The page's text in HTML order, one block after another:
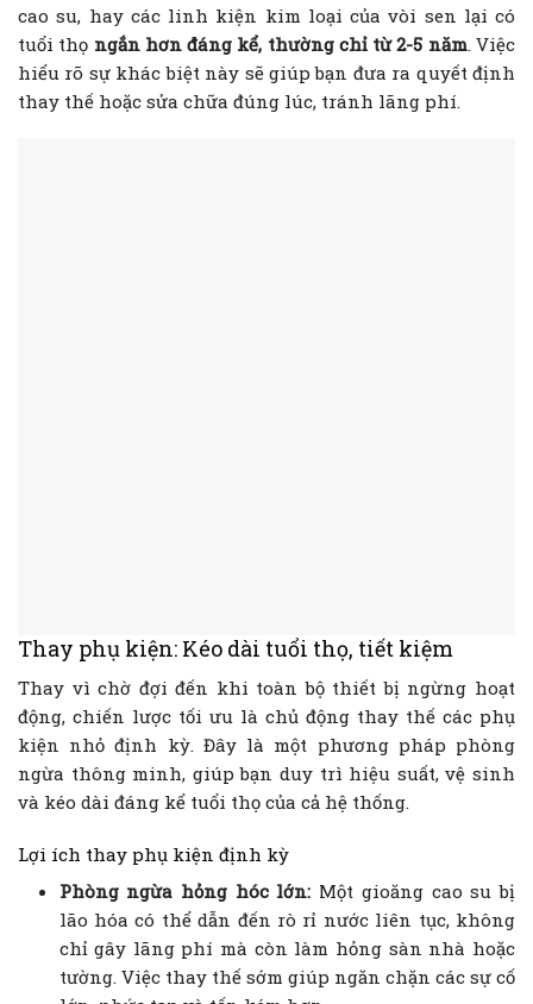
cao su, hay các linh kiện kim loại của vòi sen lại có
tuổi thọ ngắn hơn đáng kể, thường chỉ từ 2-5 năm. Việc
hiểu rõ sự khác biệt này sẽ giúp bạn đưa ra quyết định
thay thế hoặc sửa chữa đúng lúc, tránh lãng phí.
Thay phụ kiện: Kéo dài tuổi thọ, tiết kiệm
Thay vì chờ đợi đến khi toàn bộ thiết bị ngừng hoạt
động, chiến lược tối ưu là chủ động thay thế các phụ
kiện nhỏ định kỳ. Đây là một phương pháp phòng
ngừa thông minh, giúp bạn duy trì hiệu suất, vệ sinh
và kéo dài đáng kể tuổi thọ của cả hệ thống.
Lợi ích thay phụ kiện định kỳ
Phòng ngừa hỏng hóc lớn: Một gioăng cao su bị
lão hóa có thể dẫn đến rò rỉ nước liên tục, không
chỉ gây lãng phí mà còn làm hỏng sàn nhà hoặc
tường. Việc thay thế sớm giúp ngăn chặn các sự cố